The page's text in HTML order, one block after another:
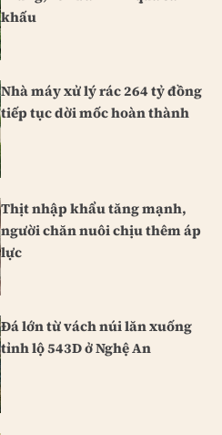
khấu
Nhà máy xử lý rác 264 tỷ đồng
tiếp tục dời mốc hoàn thành
Thịt nhập khẩu tăng mạnh,
người chăn nuôi chịu thêm áp
lực
Đá lớn từ vách núi lăn xuống
tỉnh lộ 543D ở Nghệ An